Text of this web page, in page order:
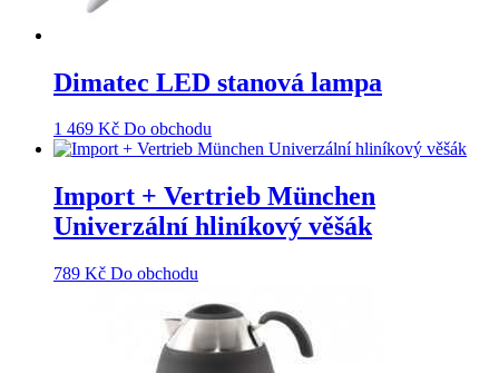
Dimatec LED stanová lampa
1 469 Kč Do obchodu
Import + Vertrieb München
Univerzální hliníkový věšák
789 Kč Do obchodu